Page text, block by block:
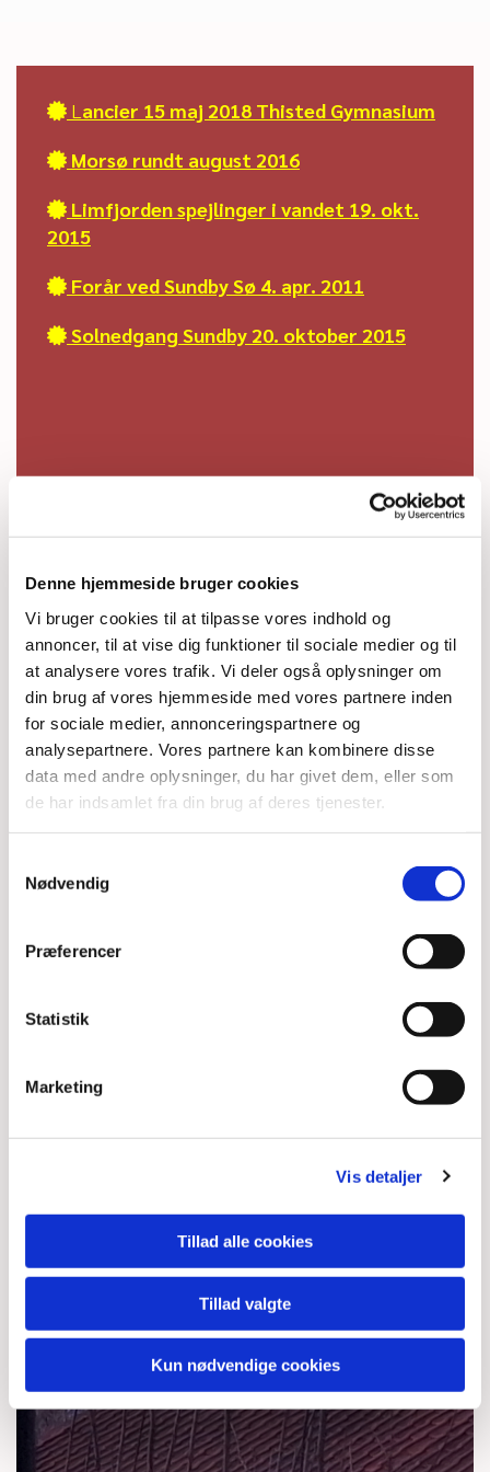
Denne hjemmeside bruger cookies
Vi bruger cookies til at tilpasse vores indhold og
annoncer, til at vise dig funktioner til sociale medier og til
at analysere vores trafik. Vi deler også oplysninger om
din brug af vores hjemmeside med vores partnere inden
for sociale medier, annonceringspartnere og
analysepartnere. Vores partnere kan kombinere disse
data med andre oplysninger, du har givet dem, eller som
de har indsamlet fra din brug af deres tjenester.
Nødvendig
Præferencer
Statistik
Marketing
Vis detaljer
Tillad alle cookies
Tillad valgte
Kun nødvendige cookies
 L ancier 15 maj 2018 Thisted Gymnasium
 Morsø rundt august 2016
 Limfjorden spejlinger i vandet 19. okt.
2015
 Forår ved Sundby Sø 4. apr. 2011
 Solnedgang Sundby 20. oktober 2015
Diverse billeder fra Thy og
Mors
Retur til start